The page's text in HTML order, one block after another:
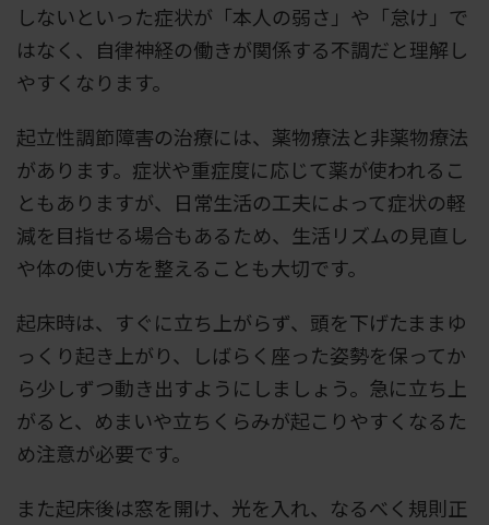
しないといった症状が「本人の弱さ」や「怠け」で
はなく、自律神経の働きが関係する不調だと理解し
やすくなります。
起立性調節障害の治療には、薬物療法と非薬物療法
があります。症状や重症度に応じて薬が使われるこ
ともありますが、日常生活の工夫によって症状の軽
減を目指せる場合もあるため、生活リズムの見直し
や体の使い方を整えることも大切です。
起床時は、すぐに立ち上がらず、頭を下げたままゆ
っくり起き上がり、しばらく座った姿勢を保ってか
ら少しずつ動き出すようにしましょう。急に立ち上
がると、めまいや立ちくらみが起こりやすくなるた
め注意が必要です。
また起床後は窓を開け、光を入れ、なるべく規則正